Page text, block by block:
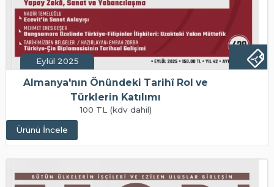
Eylül 2025
Almanya'nın Önündeki Tarihî Rol ve
Türklerin Katılımı
100 TL (kdv dahil)
Ürünü İncele